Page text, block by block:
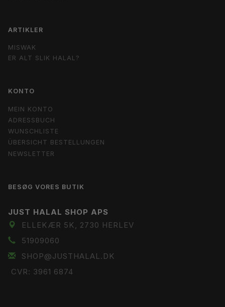
ARTIKLER
MISWAK
ER ALT SLIK HALAL?
KONTO
MEIN KONTO
ADRESSBUCH
WUNSCHLISTE
ÜBERSICHT BESTELLUNGEN
NEWSLETTER
BESØG VORES BUTIK
JUST HALAL SHOP APS
ELLEKÆR 5K, 2730 HERLEV
51909060
SHOP@JUSTHALAL.DK
CVR: 3961 6874